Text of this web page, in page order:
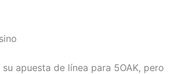
apuesta de línea para 5OAK, pero